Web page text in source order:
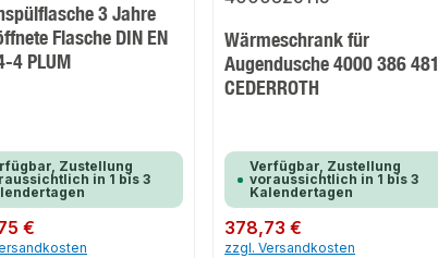
3 Jahre
Flasche DIN EN
4 PLUM
Zustellung
in 1 bis 3
Preis:
€
Wärmeschrank für
Augendusche 4000 386 481
CEDERROTH
Verfügbar, Zustellung
voraussichtlich in 1 bis 3
Kalendertagen
Regulärer Preis:
378,73 €
zzgl. Versandkosten